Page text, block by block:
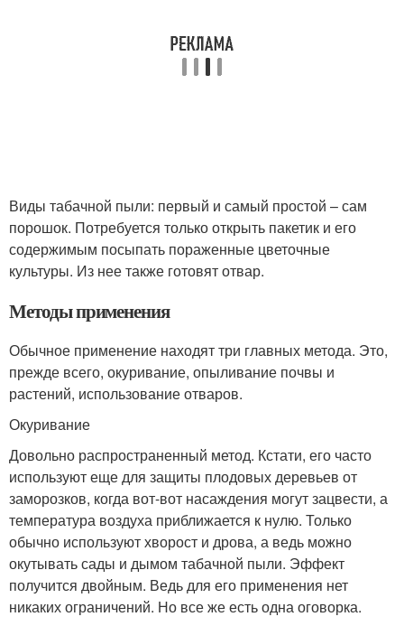
Виды табачной пыли: первый и самый простой – сам
порошок. Потребуется только открыть пакетик и его
содержимым посыпать пораженные цветочные
культуры. Из нее также готовят отвар.
Методы применения
Обычное применение находят три главных метода. Это,
прежде всего, окуривание, опыливание почвы и
растений, использование отваров.
Окуривание
Довольно распространенный метод. Кстати, его часто
используют еще для защиты плодовых деревьев от
заморозков, когда вот-вот насаждения могут зацвести, а
температура воздуха приближается к нулю. Только
обычно используют хворост и дрова, а ведь можно
окутывать сады и дымом табачной пыли. Эффект
получится двойным. Ведь для его применения нет
никаких ограничений. Но все же есть одна оговорка.